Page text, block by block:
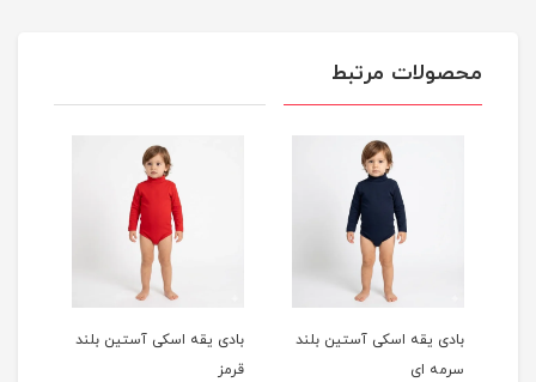
محصولات مرتبط
بادی یقه اسکی آستین بلند
سرمه ای
بادی یقه اسکی آستین بلند